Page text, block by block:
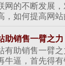
网的不断发展
，如何提高网站
助销售一臂之力
有助销售一臂
牛逼，首先得有